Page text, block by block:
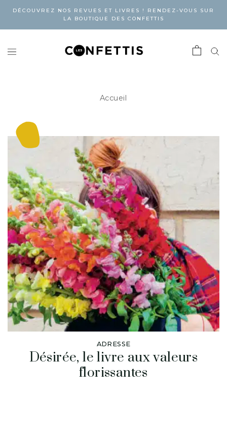
DÉCOUVREZ NOS REVUES ET LIVRES ! RENDEZ-VOUS SUR
LA BOUTIQUE DES CONFETTIS
Accueil
ADRESSE
Désirée, le livre aux valeurs
florissantes